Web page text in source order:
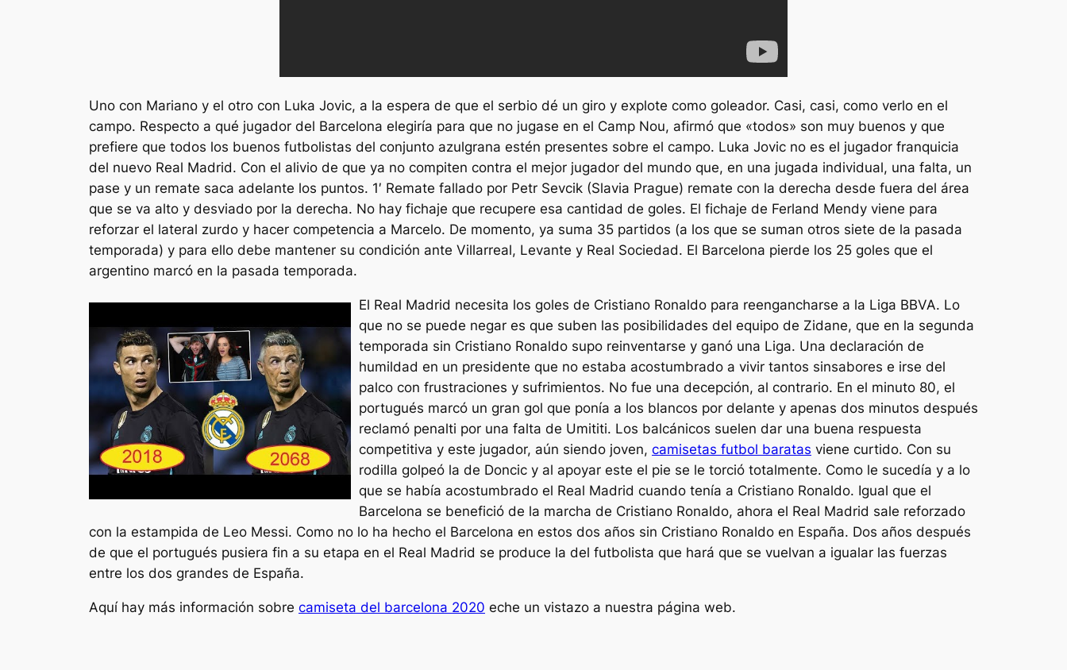
Uno con Mariano y el otro con Luka Jovic, a la espera de que el serbio dé un giro y explote como goleador. Casi, casi, como verlo en el
campo. Respecto a qué jugador del Barcelona elegiría para que no jugase en el Camp Nou, afirmó que «todos» son muy buenos y que
prefiere que todos los buenos futbolistas del conjunto azulgrana estén presentes sobre el campo. Luka Jovic no es el jugador franquicia
del nuevo Real Madrid. Con el alivio de que ya no compiten contra el mejor jugador del mundo que, en una jugada individual, una falta, un
pase y un remate saca adelante los puntos. 1′ Remate fallado por Petr Sevcik (Slavia Prague) remate con la derecha desde fuera del área
que se va alto y desviado por la derecha. No hay fichaje que recupere esa cantidad de goles. El fichaje de Ferland Mendy viene para
reforzar el lateral zurdo y hacer competencia a Marcelo. De momento, ya suma 35 partidos (a los que se suman otros siete de la pasada
temporada) y para ello debe mantener su condición ante Villarreal, Levante y Real Sociedad. El Barcelona pierde los 25 goles que el
argentino marcó en la pasada temporada.
El Real Madrid necesita los goles de Cristiano Ronaldo para reengancharse a la Liga BBVA. Lo
que no se puede negar es que suben las posibilidades del equipo de Zidane, que en la segunda
temporada sin Cristiano Ronaldo supo reinventarse y ganó una Liga. Una declaración de
humildad en un presidente que no estaba acostumbrado a vivir tantos sinsabores e irse del
palco con frustraciones y sufrimientos. No fue una decepción, al contrario. En el minuto 80, el
portugués marcó un gran gol que ponía a los blancos por delante y apenas dos minutos después
reclamó penalti por una falta de Umititi. Los balcánicos suelen dar una buena respuesta
competitiva y este jugador, aún siendo joven, camisetas futbol baratas viene curtido. Con su
rodilla golpeó la de Doncic y al apoyar este el pie se le torció totalmente. Como le sucedía y a lo
que se había acostumbrado el Real Madrid cuando tenía a Cristiano Ronaldo. Igual que el
Barcelona se benefició de la marcha de Cristiano Ronaldo, ahora el Real Madrid sale reforzado
con la estampida de Leo Messi. Como no lo ha hecho el Barcelona en estos dos años sin Cristiano Ronaldo en España. Dos años después
de que el portugués pusiera fin a su etapa en el Real Madrid se produce la del futbolista que hará que se vuelvan a igualar las fuerzas
entre los dos grandes de España.
Aquí hay más información sobre camiseta del barcelona 2020 eche un vistazo a nuestra página web.